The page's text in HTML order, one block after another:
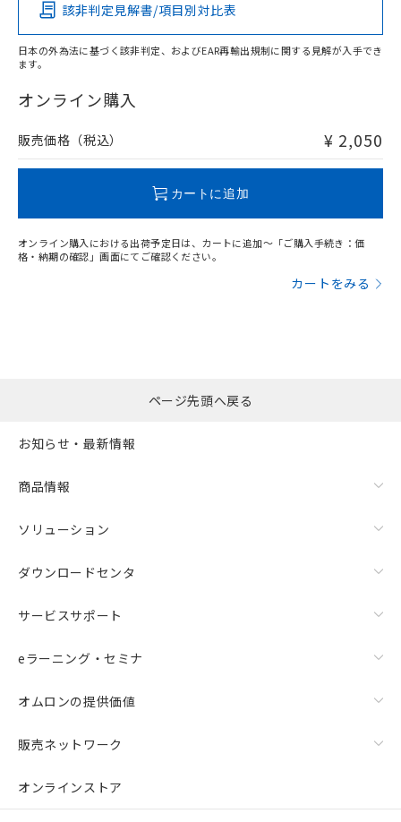
O
在庫等で未対応品が混在する可能性があります。
問い合わせください。
該非判定見解書/項目別対比表
日本の外為法に基づく該非判定、およびEAR再輸出規制に関する見解が入手でき
ます。
オンライン購入
販売価格（税込） ¥ 2,050
カートに追加
オンライン購入における出荷予定日は、カートに追加～「ご購入手続き：価
格・納期の確認」画面にてご確認ください。
カートをみる
ページ先頭へ戻る
お知らせ・最新情報
商品情報
ソリューション
ダウンロードセンタ
サービスサポート
eラーニング・セミナ
オムロンの提供価値
販売ネットワーク
オンラインストア